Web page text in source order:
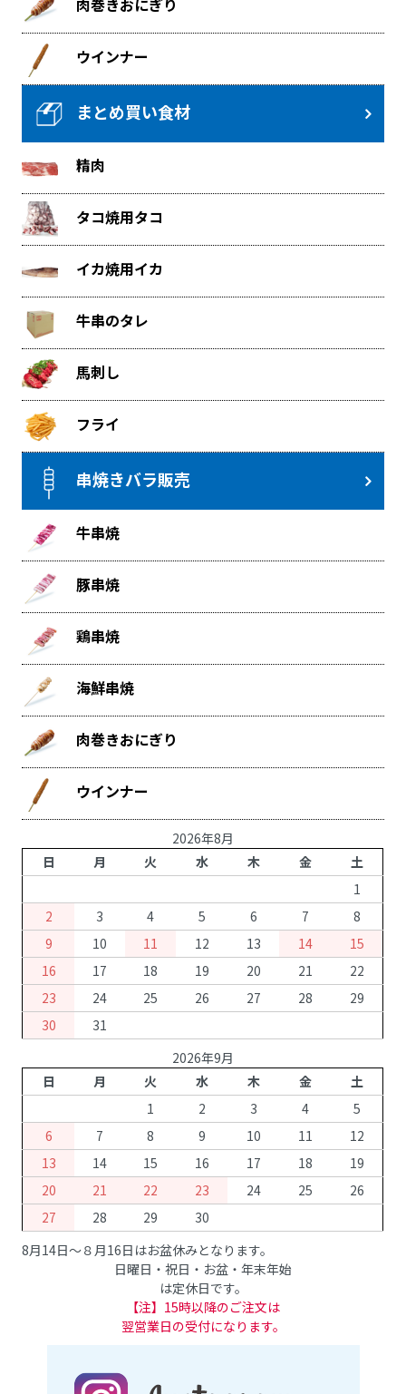
肉巻きおにぎり
ウインナー
まとめ買い食材
精肉
タコ焼用タコ
イカ焼用イカ
牛串のタレ
馬刺し
フライ
串焼きバラ販売
牛串焼
豚串焼
鶏串焼
海鮮串焼
肉巻きおにぎり
ウインナー
2026年8月
日
月 火 水 木 金
土
1
2
3 4 5 6 7
8
9
10 11 12 13 14
15
16
17 18 19 20 21
22
23
24 25 26 27 28
29
30
31
2026年9月
日
月 火 水 木 金
土
1
2 3 4
5
6
7 8 9 10 11
12
13
14 15 16 17 18
19
20
21 22 23 24 25
26
27
28 29
30
8月14日～８月16日はお盆休みとなります。
日曜日・祝日・お盆・年末年始
は定休日です。
【注】15時以降のご注文は
翌営業日の受付になります。